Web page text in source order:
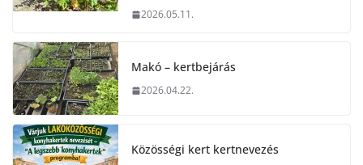
2026.05.11.
Makó – kertbejárás
2026.04.22.
Közösségi kert kertnevezés